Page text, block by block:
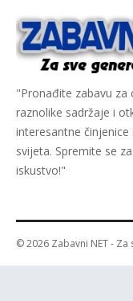
"Pronađite zabavu za
raznolike sadržaje i
interesantne činjenice
svijeta. Spremite se
iskustvo!"
© 2026 Zabavni NET- Za